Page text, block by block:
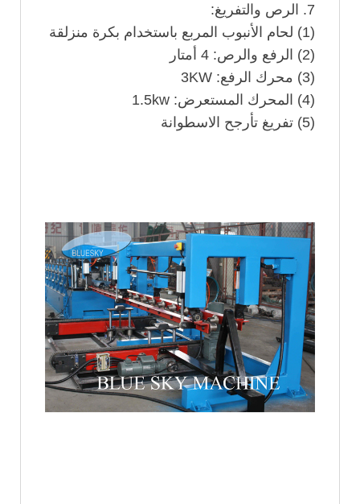
7. الرص والتفريغ:
(1) لحام الأنبوب المربع باستخدام بكرة منزلقة
(2) الرفع والرص: 4 أمتار
(3) محرك الرفع: 3KW
(4) المحرك المستعرض: 1.5kw
(5) تفريغ تأرجح الاسطوانة